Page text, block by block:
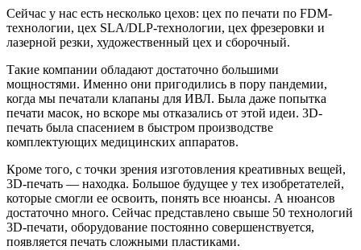
Сейчас у нас есть несколько цехов: цех по печати по FDM-
технологии, цех SLA/DLP-технологии, цех фрезеровки и
лазерной резки, художественный цех и сборочный.
Такие компании обладают достаточно большими
мощностями. Именно они пригодились в пору пандемии,
когда мы печатали клапаны для ИВЛ. Была даже попытка
печати масок, но вскоре мы отказались от этой идеи. 3D-
печать была спасением в быстром производстве
комплектующих медицинских аппаратов.
Кроме того, с точки зрения изготовления креативных вещей,
3D-печать — находка. Большое будущее у тех изобретателей,
которые смогли ее освоить, понять все нюансы. А нюансов
достаточно много. Сейчас представлено свыше 50 технологий
3D-печати, оборудование постоянно совершенствуется,
появляется печать сложными пластиками.